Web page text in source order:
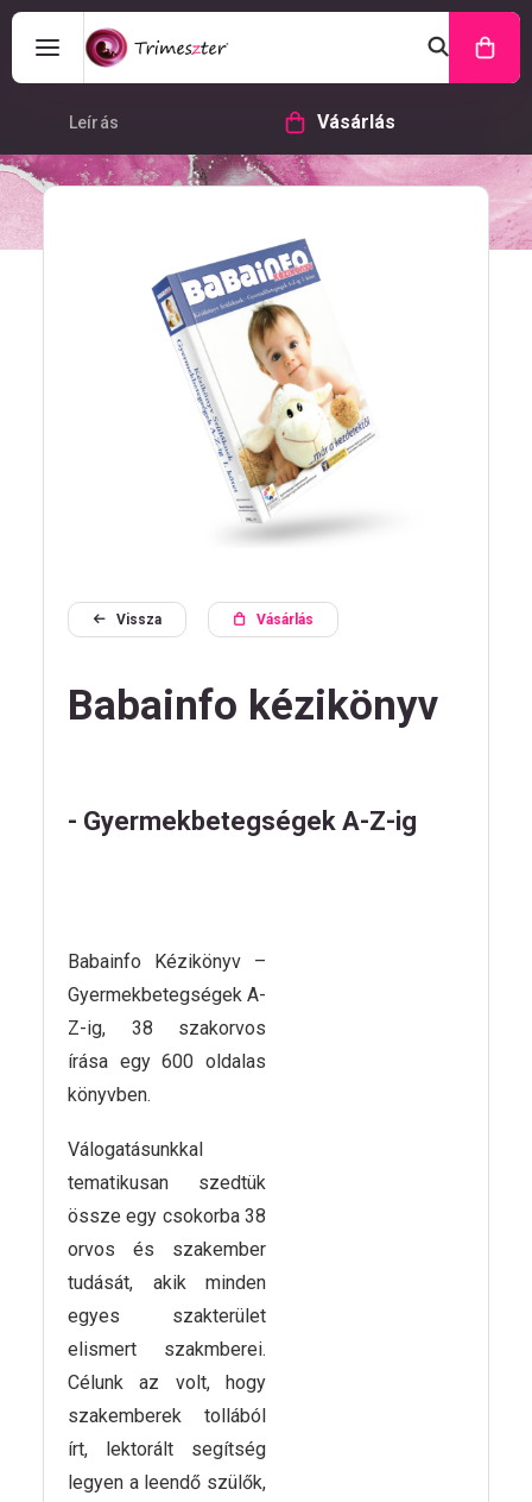
Leírás Vásárlás
Vissza Vásárlás
Babainfo kézikönyv
- Gyermekbetegségek A-Z-ig
Babainfo Kézikönyv –
Gyermekbetegségek A-
Z-ig, 38 szakorvos
írása egy 600 oldalas
könyvben.
Válogatásunkkal
tematikusan szedtük
össze egy csokorba 38
orvos és szakember
tudását, akik minden
egyes szakterület
elismert szakmberei.
Célunk az volt, hogy
szakemberek tollából
írt, lektorált segítség
legyen a leendő szülők,